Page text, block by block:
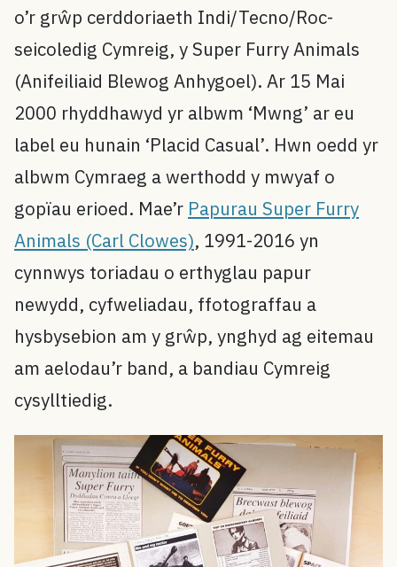
o’r grŵp cerddoriaeth Indi/Tecno/Roc-
seicoledig Cymreig, y Super Furry Animals
(Anifeiliaid Blewog Anhygoel). Ar 15 Mai
2000 rhyddhawyd yr albwm ‘Mwng’ ar eu
label eu hunain ‘Placid Casual’. Hwn oedd yr
albwm Cymraeg a werthodd y mwyaf o
gopïau erioed. Mae’r Papurau Super Furry
Animals (Carl Clowes), 1991-2016 yn
cynnwys toriadau o erthyglau papur
newydd, cyfweliadau, ffotograffau a
hysbysebion am y grŵp, ynghyd ag eitemau
am aelodau’r band, a bandiau Cymreig
cysylltiedig.